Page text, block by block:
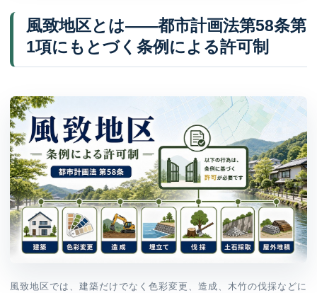
風致地区とは——都市計画法第58条第
1項にもとづく条例による許可制
風致地区では、建築だけでなく色彩変更、造成、木竹の伐採などに